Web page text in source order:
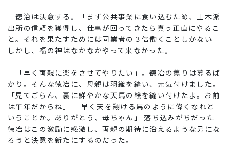
徳治は決意する。「まず公共事業に食い込むため、土木派
出所の信頼を獲得し、仕事が回ってきたら真っ正直にやるこ
と。それを果たすためには同業者の３倍働くことしかない」
しかし、福の神はなかなかやって来なかった。
「早く両親に楽をさせてやりたい」。徳冶の焦りは募るば
かり。そんな徳冶に、母親は羽織を縫い、元気付けました。
「見てごらん、裏に鮮やかな天馬の絵を縫い付けたよ。お前
は午年だからね」 「早く天を翔ける馬のように偉くなれと
いうことか。ありがとう、母ちゃん」 落ち込みがちだった
徳冶はこの激励に感激し、両親の期待に沿えるような男にな
ろうと決意を新たにするのだった。